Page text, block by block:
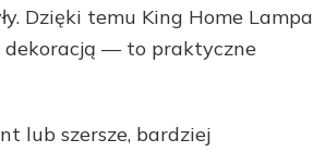
Dzięki temu King Home Lampa
dekoracją — to praktyczne
lub szersze, bardziej